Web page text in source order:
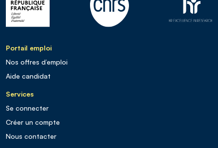
Portail emploi
Nos offres d’emploi
Aide candidat
Services
Se connecter
Créer un compte
Nous contacter